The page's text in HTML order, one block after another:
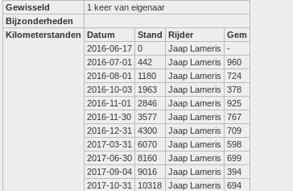
Gewisseld
1 keer van eigenaar
Bijzonderheden
Kilometerstanden
Datum Stand Rijder
Gem
2016-06-17 0 Jaap Lameris
-
2016-07-01
442 Jaap Lameris
960
2016-08-01
1180 Jaap Lameris
724
2016-10-03
1963 Jaap Lameris
378
2016-11-01
2846 Jaap Lameris
925
2016-11-30
3577 Jaap Lameris
767
2016-12-31
4300 Jaap Lameris
709
2017-03-31
6070 Jaap Lameris
598
2017-06-30 8160 Jaap Lameris
699
2017-09-04 9016 Jaap Lameris
394
2017-10-31
10318 Jaap Lameris
694